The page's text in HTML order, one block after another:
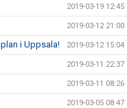
2019-03-19 12:45
2019-03-12 21:00
i Uppsala! 2019-03-12 15:04
2019-03-11 22:37
2019-03-11 08:26
2019-03-05 08:47